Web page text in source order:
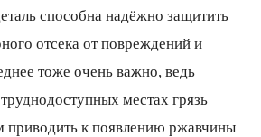
способна надёжно защитить
отсека от повреждений и
тоже очень важно, ведь
местах грязь
приводить к появлению ржавчины